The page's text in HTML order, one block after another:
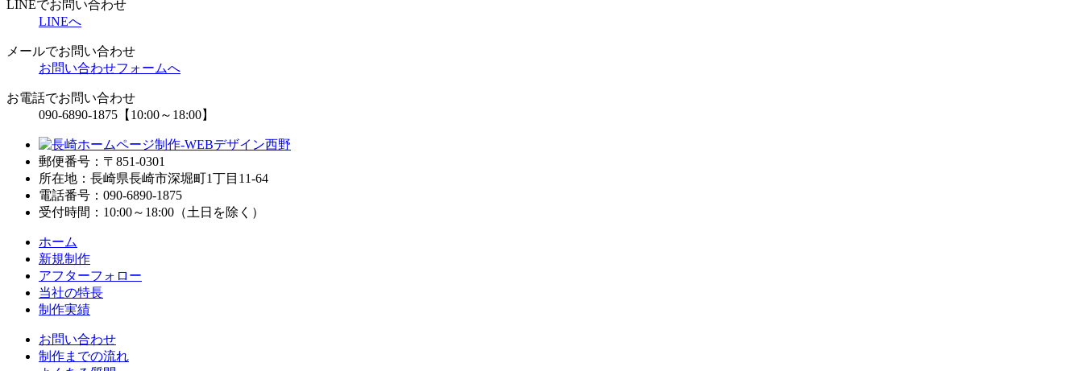
LINEでお問い合わせ
LINEへ
メールでお問い合わせ
お問い合わせフォームへ
お電話でお問い合わせ
090-6890-1875 【10:00～18:00】
郵便番号：〒851-0301
所在地：長崎県長崎市深堀町1丁目11-64
電話番号：090-6890-1875
受付時間：10:00～18:00（土日を除く）
ホーム
新規制作
アフターフォロー
当社の特長
制作実績
お問い合わせ
制作までの流れ